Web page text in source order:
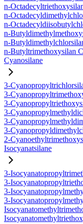
n-
n-
n-
n-
n-
n-Butyltrimethoxysilan
Cyanosilane
3-
3-
3-
3-
3-
3-
2-
Isocyanatsilane
3-
3-
3-
3-